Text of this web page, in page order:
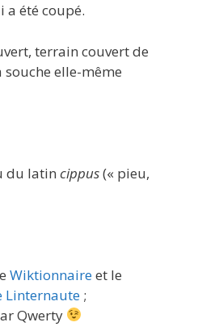
a été coupé.
terrain couvert de
elle-même
du latin cippus(« pieu,
Wiktionnaireet le
Linternaute ;
Qwerty